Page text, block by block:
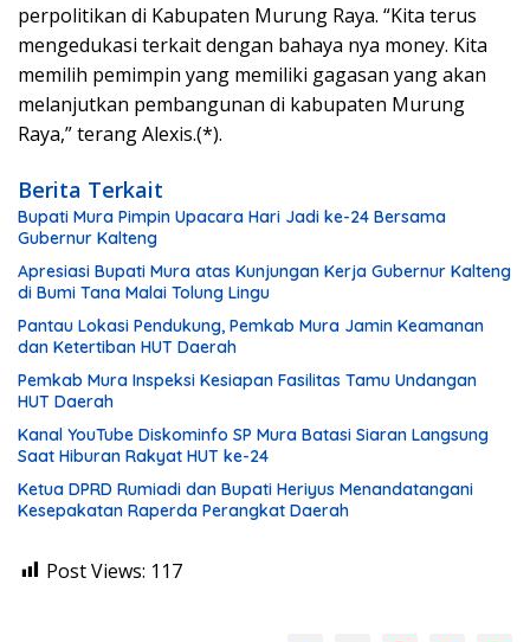
perpolitikan di Kabupaten Murung Raya. “Kita terus
mengedukasi terkait dengan bahaya nya money. Kita
memilih pemimpin yang memiliki gagasan yang akan
melanjutkan pembangunan di kabupaten Murung
Raya,” terang Alexis.(*).
Berita Terkait
Bupati Mura Pimpin Upacara Hari Jadi ke-24 Bersama
Gubernur Kalteng
Apresiasi Bupati Mura atas Kunjungan Kerja Gubernur Kalteng
di Bumi Tana Malai Tolung Lingu
Pantau Lokasi Pendukung, Pemkab Mura Jamin Keamanan
dan Ketertiban HUT Daerah
Pemkab Mura Inspeksi Kesiapan Fasilitas Tamu Undangan
HUT Daerah
Kanal YouTube Diskominfo SP Mura Batasi Siaran Langsung
Saat Hiburan Rakyat HUT ke-24
Ketua DPRD Rumiadi dan Bupati Heriyus Menandatangani
Kesepakatan Raperda Perangkat Daerah
Post Views: 117